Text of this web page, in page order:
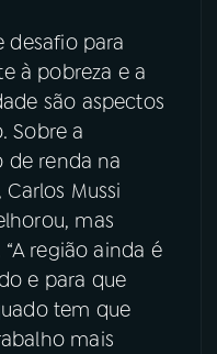
desafio para
à pobreza e a
são aspectos
Sobre a
de renda na
Mussi
mas
região ainda é
e para que
tem que
mais